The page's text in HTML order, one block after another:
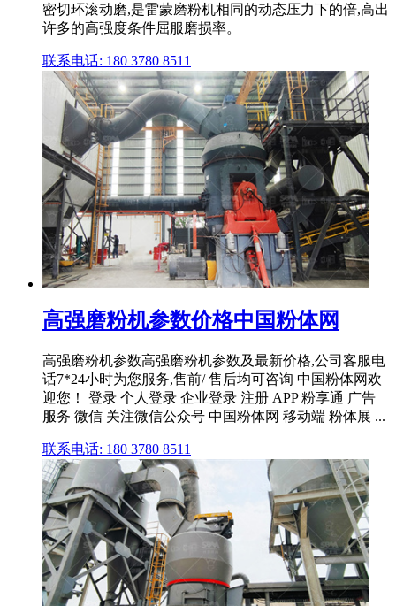
密切环滚动磨,是雷蒙磨粉机相同的动态压力下的倍,高出
许多的高强度条件屈服磨损率。
联系电话: 180 3780 8511
高强磨粉机参数价格中国粉体网
高强磨粉机参数高强磨粉机参数及最新价格,公司客服电
话7*24小时为您服务,售前/ 售后均可咨询 中国粉体网欢
迎您！ 登录 个人登录 企业登录 注册 APP 粉享通 广告
服务 微信 关注微信公众号 中国粉体网 移动端 粉体展 ...
联系电话: 180 3780 8511